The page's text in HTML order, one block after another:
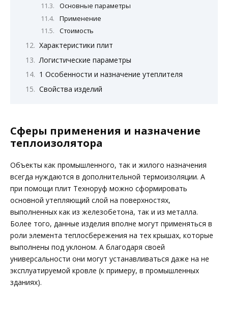
Основные параметры
Применение
Стоимость
Характеристики плит
Логистические параметры
1 Особенности и назначение утеплителя
Свойства изделий
Сферы применения и назначение
теплоизолятора
Объекты как промышленного, так и жилого назначения
всегда нуждаются в дополнительной термоизоляции. А
при помощи плит Техноруф можно сформировать
основной утепляющий слой на поверхностях,
выполненных как из железобетона, так и из металла.
Более того, данные изделия вполне могут применяться в
роли элемента теплосбережения на тех крышах, которые
выполнены под уклоном. А благодаря своей
универсальности они могут устанавливаться даже на не
эксплуатируемой кровле (к примеру, в промышленных
зданиях).